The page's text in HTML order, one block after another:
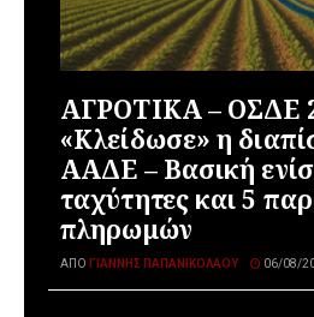
ΑΓΡΟΤΙΚΑ – ΟΣΔΕ
«Κλείδωσε» η
ΑΑΔΕ – Βασική
ταχύτητες και 5
πληρωμών
ΑΠΌ ΓΙΆΝΝΗΣ ΠΑΠΑΝΙΚΟΛΆΟΥ 06/08/